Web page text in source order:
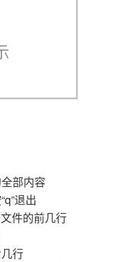
部内容
退出
件的前几行
行